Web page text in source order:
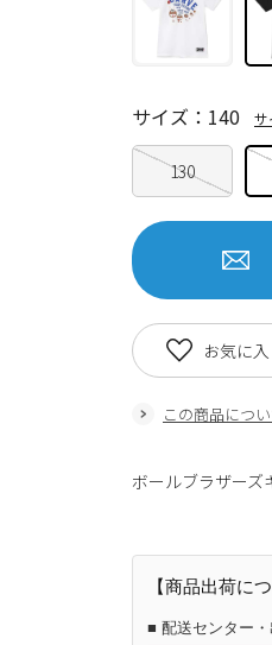
130
サイズ：140 サ
この商品につ
お気に
ボールブラザーズ
【商品出荷に
■ 配送センター